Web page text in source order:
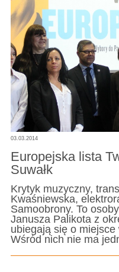
03.03.2014
Europejska lista
Suwałk
Krytyk muzyczny,
Kwaśniewska,
Samoobrony. To
Janusza Palikota z
ubiegają się o
Wśród nich nie ma